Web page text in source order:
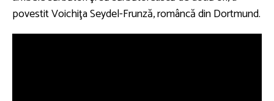
povestit Voichiţa Seydel-Frunză, româncă din Dortmund.